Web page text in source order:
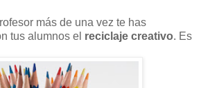
más de una vez te has
tus alumnos el reciclaje creativo. Es